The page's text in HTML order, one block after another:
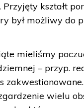
kształt
był możliwy do
mieliśmy
– przyp.
wielu